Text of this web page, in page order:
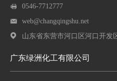
0546-7712777
web@changqingshu.net
山东省东营市河口区河口开发
广东绿洲化工有限公司